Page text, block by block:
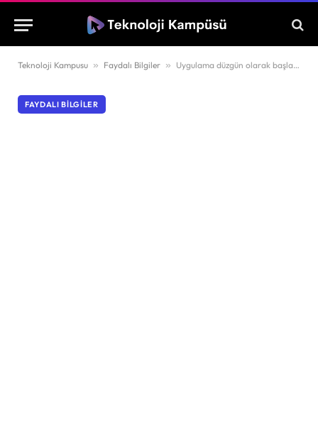
Teknoloji Kampusu » Faydalı Bilgiler » Uygulama düzgün olarak başlatılamadı (0xc000007b) hatası nedir, nasıl çözülür?
FAYDALI BILGILER